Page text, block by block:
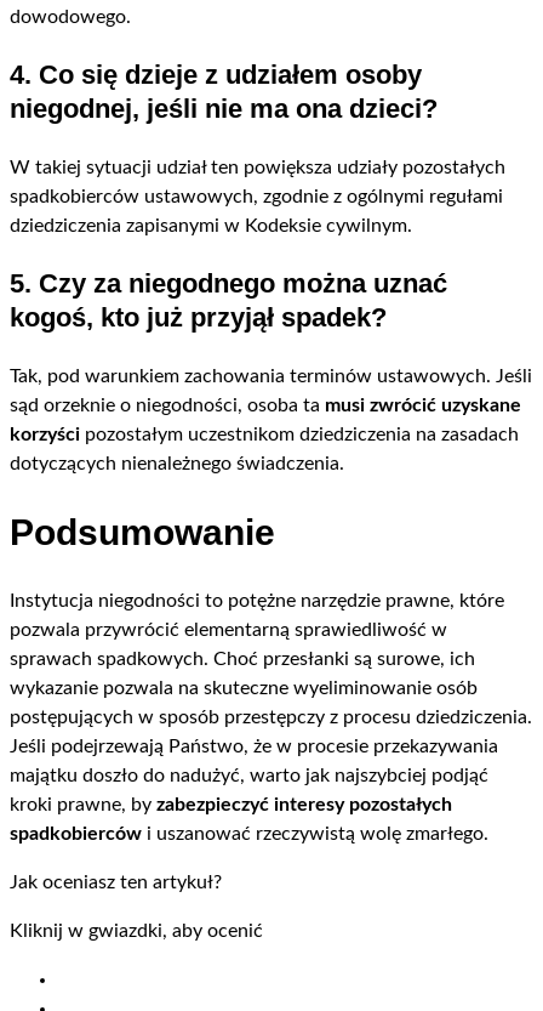
dowodowego.
4. Co się dzieje z udziałem osoby
niegodnej, jeśli nie ma ona dzieci?
W takiej sytuacji udział ten powiększa udziały pozostałych
spadkobierców ustawowych, zgodnie z ogólnymi regułami
dziedziczenia zapisanymi w Kodeksie cywilnym.
5. Czy za niegodnego można uznać
kogoś, kto już przyjął spadek?
Tak, pod warunkiem zachowania terminów ustawowych. Jeśli
sąd orzeknie o niegodności, osoba ta musi zwrócić uzyskane
korzyści pozostałym uczestnikom dziedziczenia na zasadach
dotyczących nienależnego świadczenia.
Podsumowanie
Instytucja niegodności to potężne narzędzie prawne, które
pozwala przywrócić elementarną sprawiedliwość w
sprawach spadkowych. Choć przesłanki są surowe, ich
wykazanie pozwala na skuteczne wyeliminowanie osób
postępujących w sposób przestępczy z procesu dziedziczenia.
Jeśli podejrzewają Państwo, że w procesie przekazywania
majątku doszło do nadużyć, warto jak najszybciej podjąć
kroki prawne, by zabezpieczyć interesy pozostałych
spadkobierców i uszanować rzeczywistą wolę zmarłego.
Jak oceniasz ten artykuł?
Kliknij w gwiazdki, aby ocenić